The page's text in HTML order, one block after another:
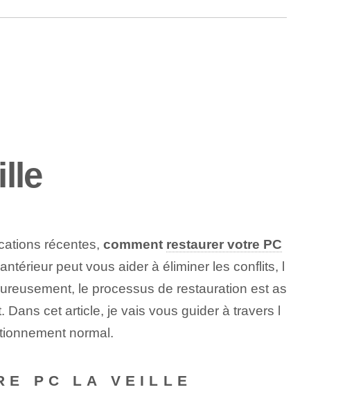
récentes, comment restaurer votre PC
peut vous aider à éliminer les conflits, l
le processus de restauration est as
cet article, je vais vous guider à travers l
normal.
PC LA VEILLE